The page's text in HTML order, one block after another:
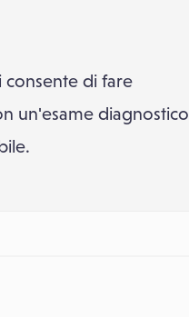
consente di fare
un'esame diagnostico